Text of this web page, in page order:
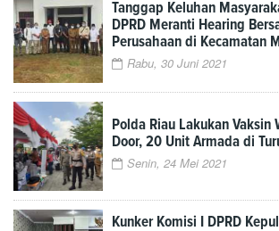
Tanggap Keluhan
DPRD Meranti Hearing
Perusahaan di Kecamatan
Rabu, 30 Juni 2021
Polda Riau Lakukan Vaksin
Door, 20 Unit Armada di
Senin, 24 Mei 2021
Kunker Komisi I DPRD